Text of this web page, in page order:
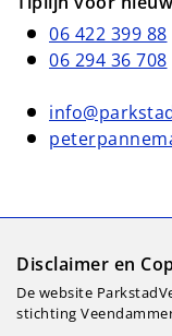
06 422 399 88
06 294 36 708
Disclaimer en
De website
stichting